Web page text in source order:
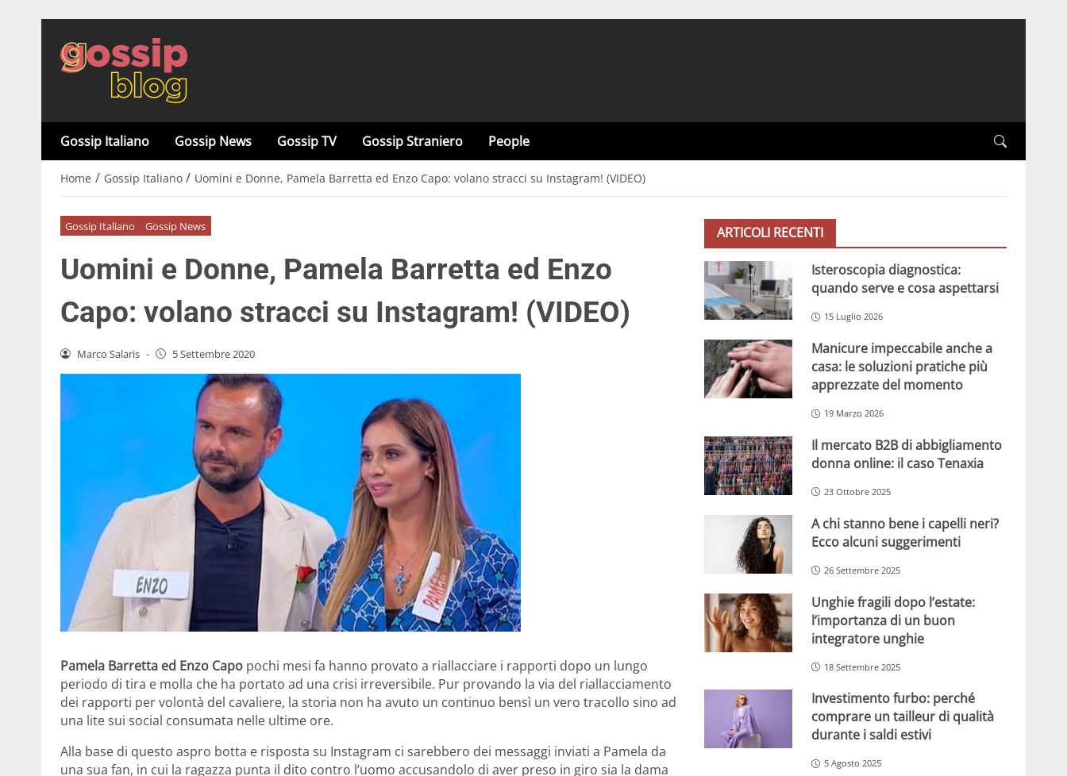
Gossip Italiano Gossip News Gossip TV Gossip Straniero People
Home / Gossip Italiano / Uomini e Donne, Pamela Barretta ed Enzo Capo: volano stracci su Instagram! (VIDEO)
Gossip Italiano Gossip News
Uomini e Donne, Pamela Barretta ed Enzo
Capo: volano stracci su Instagram! (VIDEO)
Marco Salaris - 5 Settembre 2020
Pamela Barretta ed Enzo Capo pochi mesi fa hanno provato a riallacciare i rapporti dopo un lungo
periodo di tira e molla che ha portato ad una crisi irreversibile. Pur provando la via del riallacciamento
dei rapporti per volontà del cavaliere, la storia non ha avuto un continuo bensì un vero tracollo sino ad
una lite sui social consumata nelle ultime ore.
Alla base di questo aspro botta e risposta su Instagram ci sarebbero dei messaggi inviati a Pamela da
una sua fan, in cui la ragazza punta il dito contro l’uomo accusandolo di aver preso in giro sia la dama
ARTICOLI RECENTI
Isteroscopia diagnostica:
quando serve e cosa aspettarsi
15 Luglio 2026
Manicure impeccabile anche a
casa: le soluzioni pratiche più
apprezzate del momento
19 Marzo 2026
Il mercato B2B di abbigliamento
donna online: il caso Tenaxia
23 Ottobre 2025
A chi stanno bene i capelli neri?
Ecco alcuni suggerimenti
26 Settembre 2025
Unghie fragili dopo l’estate:
l’importanza di un buon
integratore unghie
18 Settembre 2025
Investimento furbo: perché
comprare un tailleur di qualità
durante i saldi estivi
5 Agosto 2025